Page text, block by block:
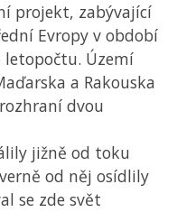
projekt, zabývající
Evropy v období
Území
a Rakouska
dvou
jižně od toku
od něj osídlily
se zde svět